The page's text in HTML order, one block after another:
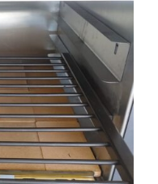
/ DETAILS